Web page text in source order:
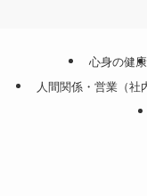
心身の健康
人間関係・営業（社